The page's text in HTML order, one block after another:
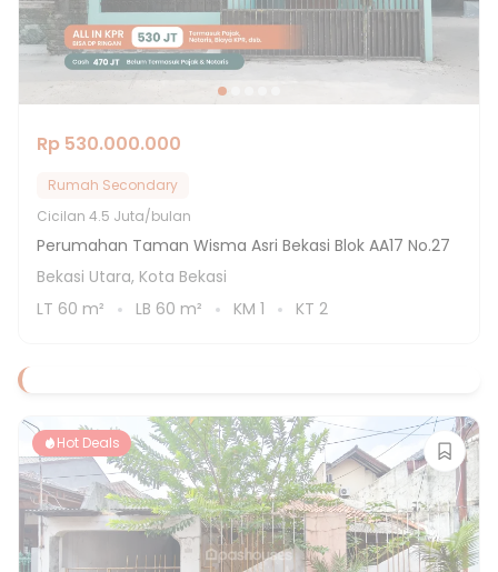
Rp 530.000.000
Rumah Secondary
Cicilan 4.5 Juta/bulan
Perumahan Taman Wisma Asri Bekasi Blok AA17 No.27
Bekasi Utara, Kota Bekasi
LT 60 m² LB 60 m² KM 1 KT 2
Hot Deals